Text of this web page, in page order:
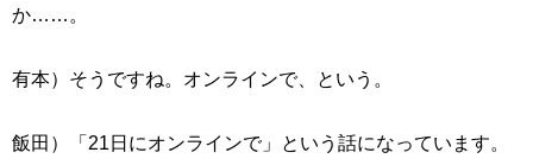
か……。
有本）そうですね。オンラインで、という。
飯田）「21日にオンラインで」という話になっています。